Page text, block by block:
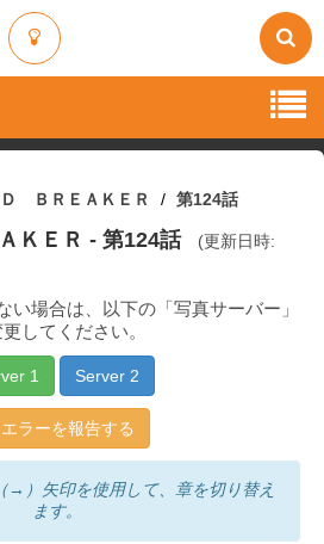
ＢＲＥＡＫＥＲ 第124話
ＫＥＲ - 第124話
(更新日時:
い場合は、以下の「写真サーバー」
してください。
1 Server 2
エラーを報告する
）矢印を使用して、章を切り替え
ます。